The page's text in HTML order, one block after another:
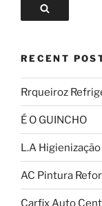
RECENT
Rrqueiroz
É O GUINCHO
L.A Higienização
AC Pintura
Carfix Auto